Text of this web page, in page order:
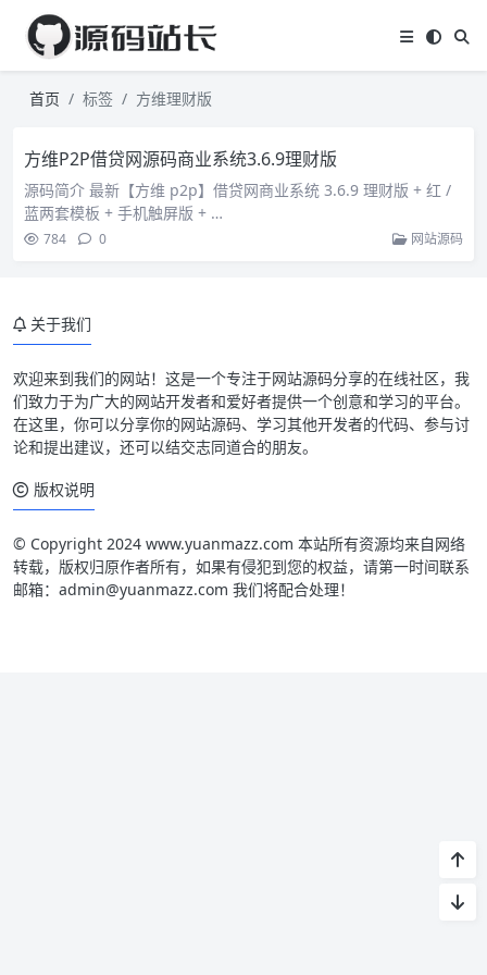
首页 标签 方维理财版
方维P2P借贷网源码商业系统3.6.9理财版
源码简介 最新【方维 p2p】借贷网商业系统 3.6.9 理财版 + 红 /
蓝两套模板 + 手机触屏版 + …
784 0 网站源码
关于我们
欢迎来到我们的网站！这是一个专注于网站源码分享的在线社区，我
们致力于为广大的网站开发者和爱好者提供一个创意和学习的平台。
在这里，你可以分享你的网站源码、学习其他开发者的代码、参与讨
论和提出建议，还可以结交志同道合的朋友。
版权说明
© Copyright 2024 www.yuanmazz.com 本站所有资源均来自网络
转载，版权归原作者所有，如果有侵犯到您的权益，请第一时间联系
邮箱：admin@yuanmazz.com 我们将配合处理！